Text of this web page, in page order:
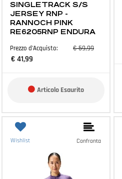
SINGLETRACK S/S
JERSEY RNP -
RANNOCH PINK
RE6205RNP ENDURA
Prezzo d'Acquisto: € 59,99
€ 41,99
Articolo Esaurito
Wishlist Confronta